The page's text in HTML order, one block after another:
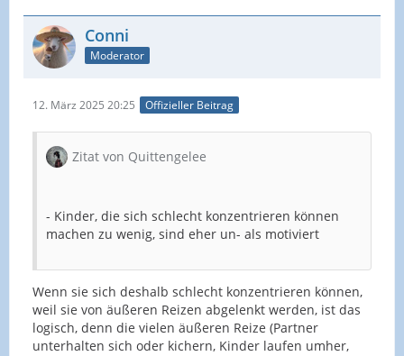
Conni
Moderator
12. März 2025 20:25 Offizieller Beitrag
Zitat von Quittengelee
- Kinder, die sich schlecht konzentrieren können
machen zu wenig, sind eher un- als motiviert
Wenn sie sich deshalb schlecht konzentrieren können,
weil sie von äußeren Reizen abgelenkt werden, ist das
logisch, denn die vielen äußeren Reize (Partner
unterhalten sich oder kichern, Kinder laufen umher,